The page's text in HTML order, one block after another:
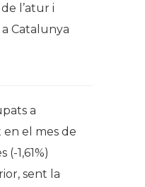
l’atur i
Catalunya
a
en el mes de
1,61%)
sent la